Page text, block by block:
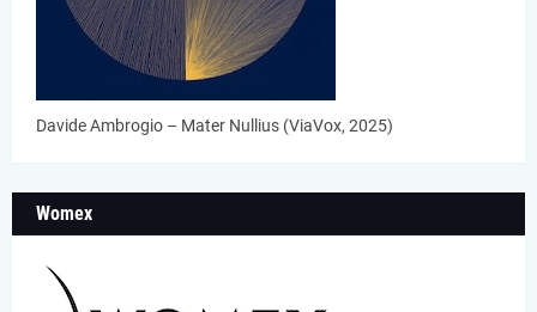
Davide Ambrogio – Mater Nullius (ViaVox, 2025)
Womex